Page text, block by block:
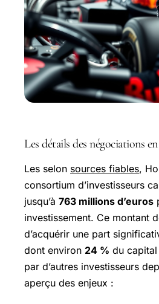
Les détails des négociations
Les selon sources fiables,
consortium d’investisseurs
jusqu’à 763 millions d’euros
investissement. Ce montant
d’acquérir une part
dont environ 24 % du
par d’autres investisseurs
aperçu des enjeux :